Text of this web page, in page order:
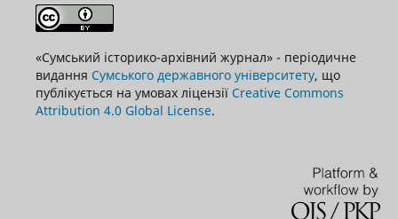
«Сумський історико-архівний журнал» - періодичне
видання Сумського державного університету, що
публікується на умовах ліцензії Creative Commons
Attribution 4.0 Global License.